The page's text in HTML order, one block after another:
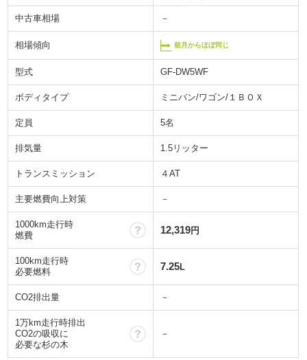
中古車相場 －
相場傾向 前月からほぼ同じ
型式 GF-DW5WF
ボディタイプ ミニバン/ワゴン/１ＢＯＸ
定員 5名
排気量 1.5リッター
トランスミッション ４AT
主要燃費向上対策 －
1000km走行時
燃費
？12,319円
100km走行時
必要燃料
？7.25L
CO2排出量 －
1万km走行時排出
CO2の吸収に
必要な杉の木
－